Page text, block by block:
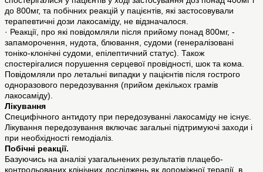
до 800мг, та побічних реакцій у пацієнтів, які застосовували
терапевтичні дози лакосаміду, не відзначалося.
· Реакції, про які повідомляли після прийому понад 800мг, -
запаморочення, нудота, блювання, судоми (генералізовані
тоніко-клонічні судоми, епілептичний статус). Також
спостерігалися порушення серцевої провідності, шок та кома.
Повідомляли про летальні випадки у пацієнтів після гострого
одноразового передозування (прийом декількох грамів
лакосаміду).
Лікування
Специфічного антидоту при передозуванні лакосаміду не існує.
Лікування передозування включає загальні підтримуючі заходи і
при необхідності гемодіаліз.
Побічні реакції.
Базуючись на аналізі узагальнених результатів плацебо-
контрольованих клінічних досліджень як допоміжної терапії, в